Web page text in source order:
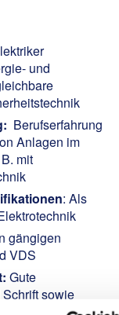
und
Berufserfahrung
Anlagen im
mit
: Als
gängigen
VDS
Gute
sowie